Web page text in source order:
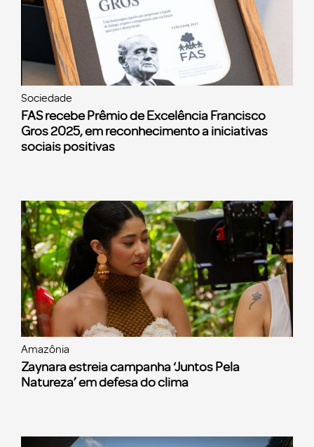
Sociedade
FAS recebe Prêmio de Excelência Francisco
Gros 2025, em reconhecimento a iniciativas
sociais positivas
Amazônia
Zaynara estreia campanha ‘Juntos Pela
Natureza’ em defesa do clima